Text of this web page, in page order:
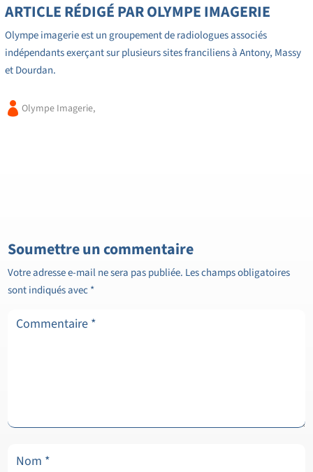
ARTICLE RÉDIGÉ PAR OLYMPE IMAGERIE
Olympe imagerie est un groupement de radiologues associés
indépendants exerçant sur plusieurs sites franciliens à Antony, Massy
et Dourdan.
 Olympe Imagerie,
Soumettre un commentaire
Votre adresse e-mail ne sera pas publiée. Les champs obligatoires
sont indiqués avec*